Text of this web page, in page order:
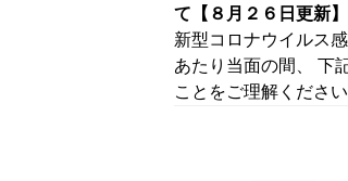
て【８月２６日更新】
新型コロナウイルス
あたり当面の間、 下
ことをご理解くださ